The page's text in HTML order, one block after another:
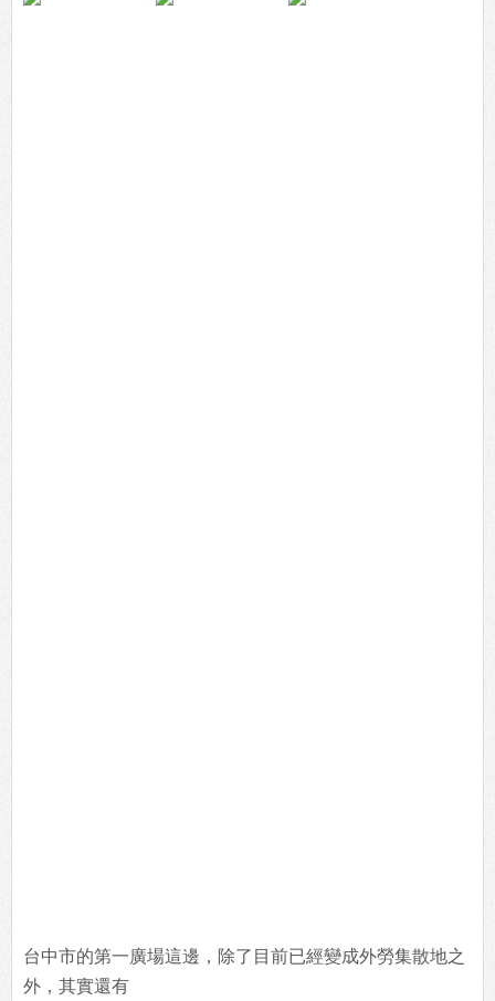
台中市的第一廣場這邊，除了目前已經變成外勞集散地之
外，其實還有